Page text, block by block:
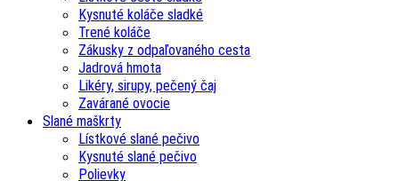
Kysnuté koláče sladké
Trené koláče
Zákusky z odpaľovaného cesta
Jadrová hmota
Likéry, sirupy, pečený čaj
Zavárané ovocie
Slané maškrty
Lístkové slané pečivo
Kysnuté slané pečivo
Polievky